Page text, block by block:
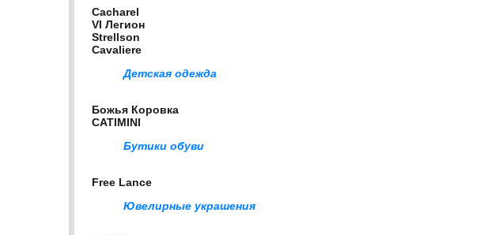
Cacharel
VI Легион
Strellson
Cavaliere
Детская одежда
Божья Коровка
CATIMINI
Бутики обуви
Free Lance
Ювелирные украшения